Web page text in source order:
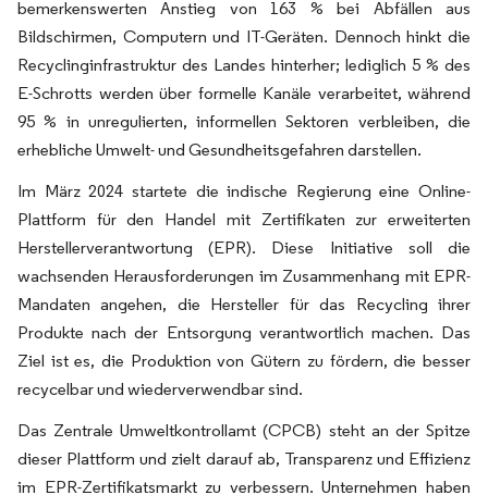
bemerkenswerten Anstieg von 163 % bei Abfällen aus
Bildschirmen, Computern und IT-Geräten. Dennoch hinkt die
Recyclinginfrastruktur des Landes hinterher; lediglich 5 % des
E-Schrotts werden über formelle Kanäle verarbeitet, während
95 % in unregulierten, informellen Sektoren verbleiben, die
erhebliche Umwelt- und Gesundheitsgefahren darstellen.
Im März 2024 startete die indische Regierung eine Online-
Plattform für den Handel mit Zertifikaten zur erweiterten
Herstellerverantwortung (EPR). Diese Initiative soll die
wachsenden Herausforderungen im Zusammenhang mit EPR-
Mandaten angehen, die Hersteller für das Recycling ihrer
Produkte nach der Entsorgung verantwortlich machen. Das
Ziel ist es, die Produktion von Gütern zu fördern, die besser
recycelbar und wiederverwendbar sind.
Das Zentrale Umweltkontrollamt (CPCB) steht an der Spitze
dieser Plattform und zielt darauf ab, Transparenz und Effizienz
im EPR-Zertifikatsmarkt zu verbessern. Unternehmen haben